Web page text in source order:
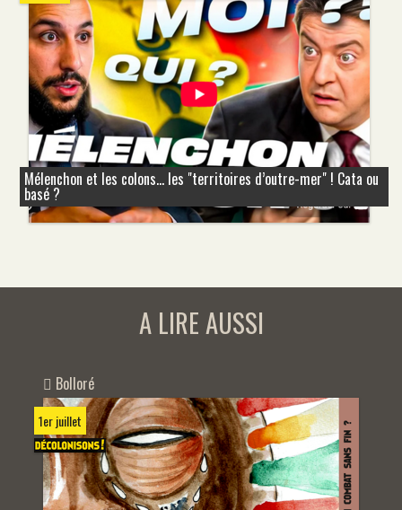
Mélenchon et les colons... les "territoires d’outre-mer" ! Cata ou
basé ?
A LIRE AUSSI
Bolloré
1er juillet